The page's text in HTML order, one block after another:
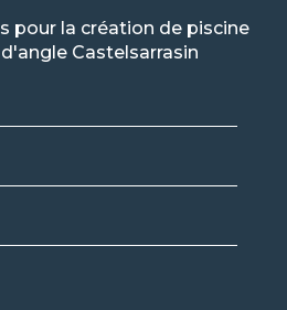
pour la création de piscine
Castelsarrasin